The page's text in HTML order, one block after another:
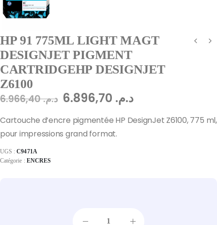
HP 91 775ML LIGHT MAGT
DESIGNJET PIGMENT
CARTRIDGEHP DESIGNJET
Z6100
د.م.6.966,40 د.م.
Cartouche d’encre pigmentée HP DesignJet Z6100, 775 ml,
pour impressions grand format.
UGS :C9471A
Catégorie : ENCRES